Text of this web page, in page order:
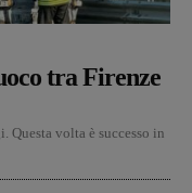
tra Firenze
Questa volta è successo in